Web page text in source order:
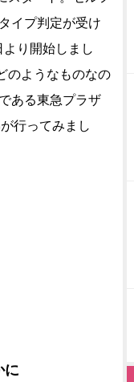
イプ判定が受け
り開始しまし
のようなものなの
ある東急プラザ
行ってみまし
に